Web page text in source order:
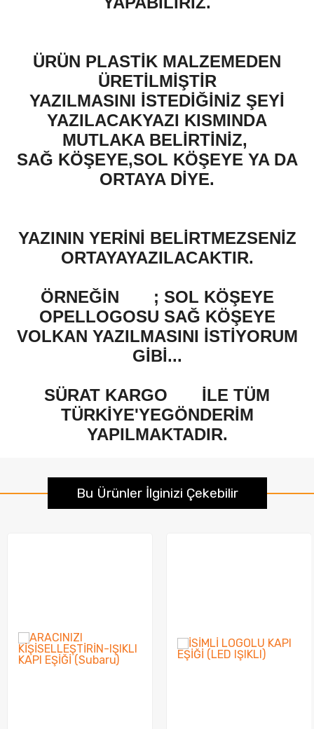
ÜRÜN PLASTİK MALZEMEDEN
ÜRETİLMİŞTİR
YAZILMASINI İSTEDİĞİNİZ ŞEYİ
YAZILACAKYAZI KISMINDA
MUTLAKA BELİRTİNİZ,
SAĞ KÖŞEYE,SOL KÖŞEYE YA DA
ORTAYA DİYE.
YAZININ YERİNİ BELİRTMEZSENİZ
ORTAYAYAZILACAKTIR.
ÖRNEĞİN
; SOL KÖŞEYE
OPELLOGOSU SAĞ KÖŞEYE
VOLKAN YAZILMASINI İSTİYORUM
GİBİ...
SÜRAT KARGO
İLE TÜM
TÜRKİYE'YEGÖNDERİM
YAPILMAKTADIR.
Bu Ürünler İlginizi Çekebilir